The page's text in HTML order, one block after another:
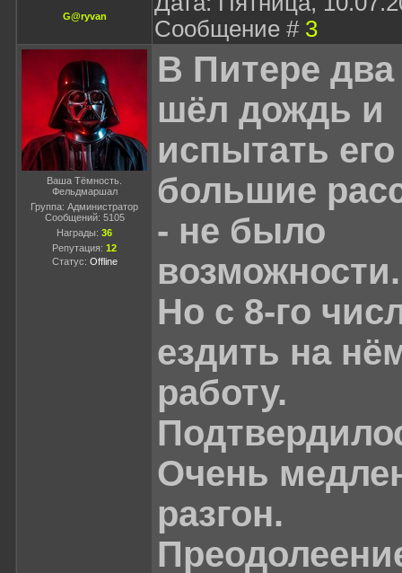
G@ryvan
Сообщение # 3
Ваша Тёмность.
Фельдмаршал
Группа: Администратор
Сообщений: 5105
Награды: 36
Репутация: 12
Статус: Offline
В Питере
шёл дождь и
испытать
большие
- не было
возможности.
Но с 8-го
ездить на
работу.
Очень
разгон.